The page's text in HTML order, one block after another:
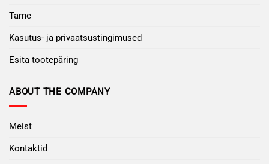
Tarne
Kasutus- ja privaatsustingimused
Esita tootepäring
ABOUT THE COMPANY
Meist
Kontaktid